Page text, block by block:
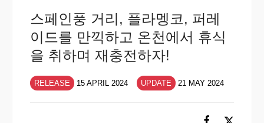
스페인풍 거리, 플라멩코, 퍼레
이드를 만끽하고 온천에서 휴식
을 취하며 재충전하자!
RELEASE 15 APRIL 2024 UPDATE 21 MAY 2024